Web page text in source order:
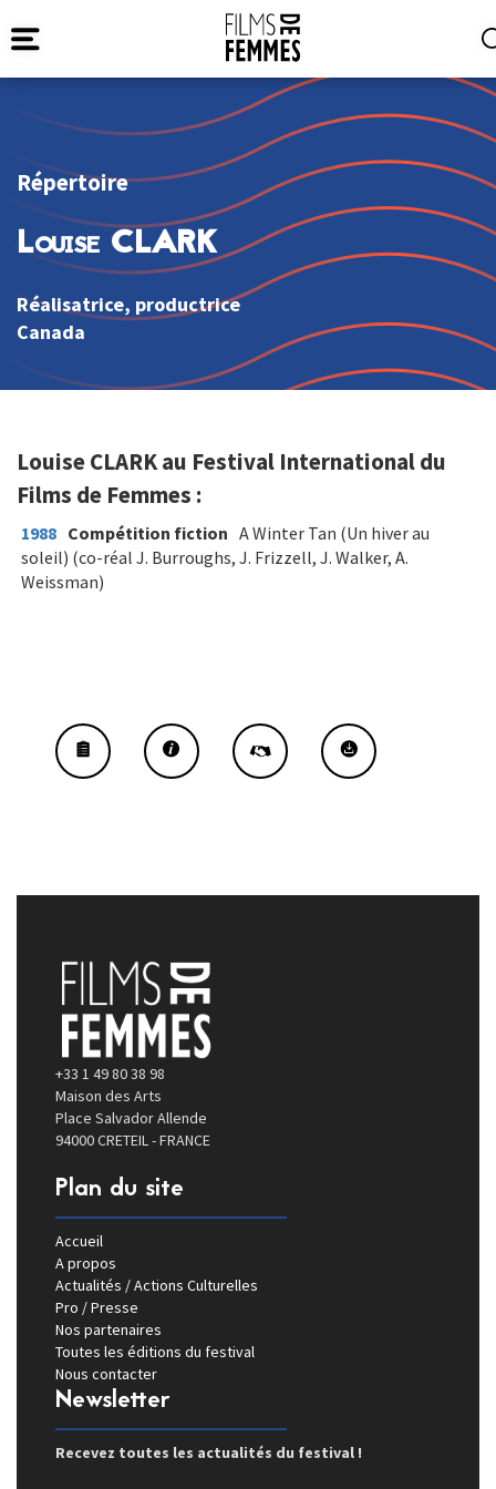
Répertoire
Louise CLARK
Réalisatrice, productrice
Canada
Louise CLARK au Festival International du
Films de Femmes :
1988 Compétition fiction A Winter Tan (Un hiver au
soleil) (co-réal J. Burroughs, J. Frizzell, J. Walker, A.
Weissman)
+33 1 49 80 38 98
Maison des Arts
Place Salvador Allende
94000 CRETEIL - FRANCE
Plan du site
Accueil
A propos
Actualités / Actions Culturelles
Pro / Presse
Nos partenaires
Toutes les éditions du festival
Nous contacter
Newsletter
Recevez toutes les actualités du festival !